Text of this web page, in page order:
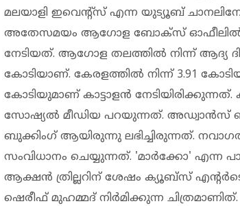
മലയാളി ഇവെന്‍റ്സ് എന്ന യുട്യൂബ്
അതേസമയം ആഗോള ബോക്സ് ഓഫീലില്‍
നേടിയത്. ആഗോള തലത്തിൽ നിന്ന് ആദ്യ
കോടിയാണ്. കേരളത്തിൽ നിന്ന് 3.91
കോടിയുമാണ് കാട്ടാളൻ
സോഷ്യൽ മീഡിയ പറയുന്നത്. അഡ്വാൻസ്
ബുക്കിംഗ് ആയിരുന്നു ലഭിച്ചിരുന്നത്.
സംവിധാനം ചെയ്യുന്നത്. 'മാർക്കോ' എന്ന
ആക്ഷൻ ത്രില്ലറിന് ശേഷം ക്യൂബ്‌സ്
ഷെരീഫ് മുഹമ്മദ് നിർമിക്കുന്ന ചിത്രമാണിത്.